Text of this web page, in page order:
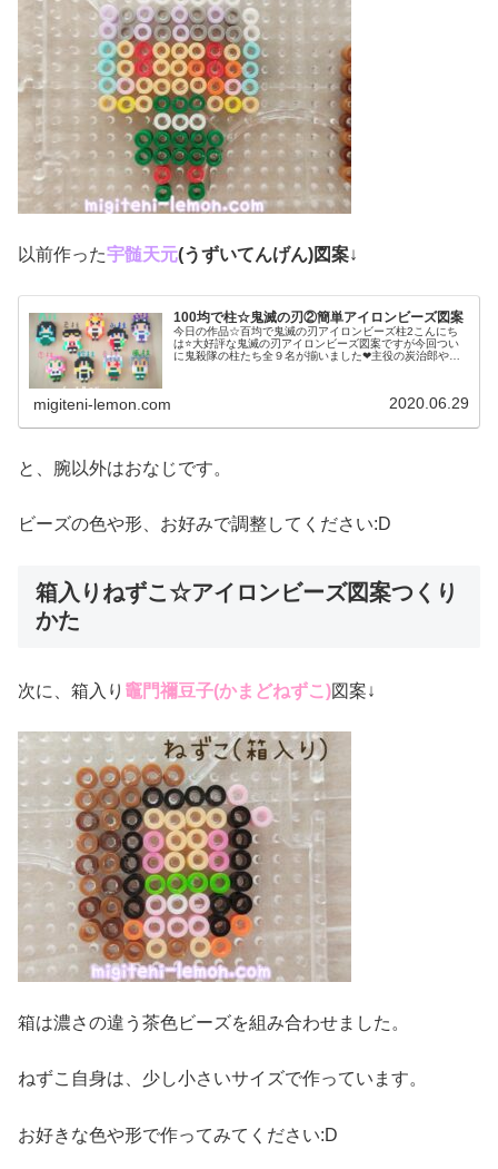
以前作った宇髄天元(うずいてんげん)図案↓
100均で柱☆鬼滅の刃②簡単アイロンビーズ図案
今日の作品☆百均で鬼滅の刃アイロンビーズ柱2こんにち
は⭐大好評な鬼滅の刃アイロンビーズ図案ですが今回つい
に鬼殺隊の柱たち全９名が揃いました❤主役の炭治郎やね
migiteni-lemon.com 2020.06.29
と、腕以外はおなじです。
ビーズの色や形、お好みで調整してください:D
箱入りねずこ☆アイロンビーズ図案つくり
かた
次に、箱入り 竈門禰豆子(かまどねずこ)図案↓
箱は濃さの違う茶色ビーズを組み合わせました。
ねずこ自身は、少し小さいサイズで作っています。
お好きな色や形で作ってみてください:D